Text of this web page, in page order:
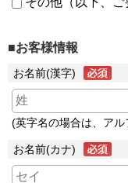
■お客様情報
お名前(漢字)
(英字名の場合は、ア
お名前(カナ)